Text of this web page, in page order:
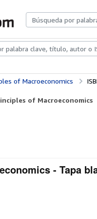
Libros antiguosArte y
of Macroeconomics
of Macroeconomics
- Tapa